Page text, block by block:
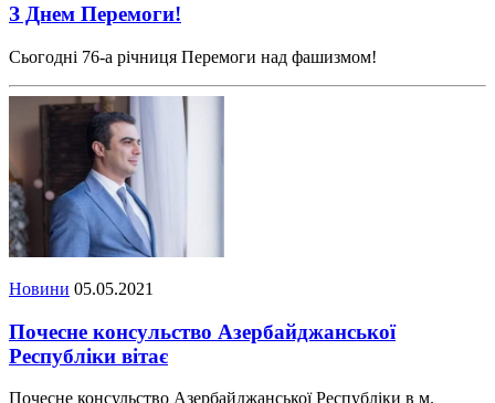
З Днем Перемоги!
Сьогодні 76-а річниця Перемоги над фашизмом!
Новини 05.05.2021
Почесне консульство Азербайджанської
Республіки вітає
Почесне консульство Азербайджанської Республіки в м.